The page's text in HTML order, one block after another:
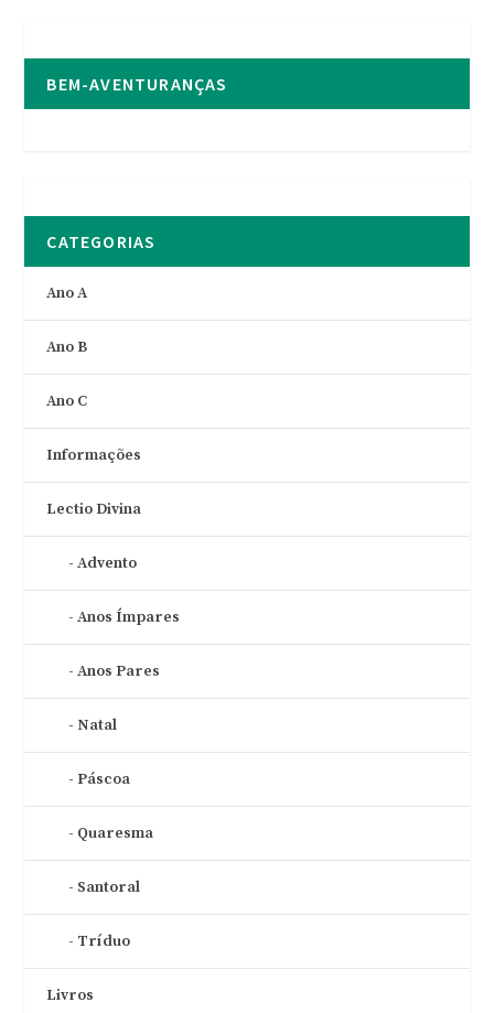
BEM-AVENTURANÇAS
CATEGORIAS
Ano A
Ano B
Ano C
Informações
Lectio Divina
Advento
Anos Ímpares
Anos Pares
Natal
Páscoa
Quaresma
Santoral
Tríduo
Livros